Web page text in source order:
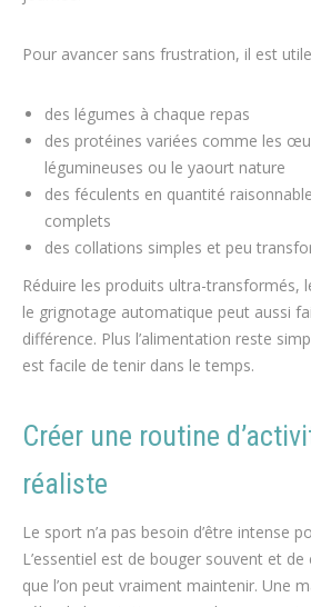
Pour avancer sans frustration, il est
des légumes à chaque repas
des protéines variées comme les
légumineuses ou le yaourt nature
des féculents en quantité
complets
des collations simples et peu
Réduire les produits ultra-transformés,
le grignotage automatique peut aussi
différence. Plus l’alimentation reste
est facile de tenir dans le temps.
Créer une routine
réaliste
Le sport n’a pas besoin d’être intense
L’essentiel est de bouger souvent et
que l’on peut vraiment maintenir. Une